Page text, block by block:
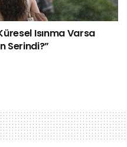
Isınma Varsa
Serindi?”